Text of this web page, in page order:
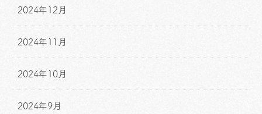
2024年12月
2024年11月
2024年10月
2024年9月